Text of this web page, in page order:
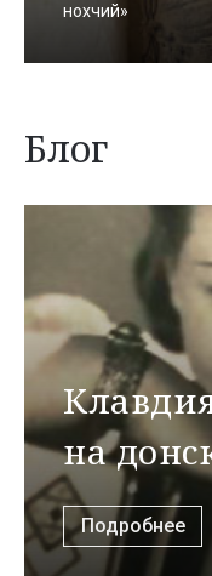
нохчий»
Блог
на
Подробнее